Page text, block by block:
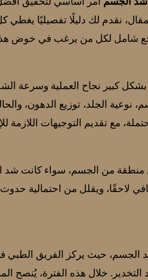
نقدم لك دليلًا تفصيليًا يغطي
شامل لكل من يرغب في خوض هذه
كبير نجاح العملية وسرعة
الجلد، توزيع الدهون،
مع تقديم التوجيهات اللازمة
منطقة من الجسم، سواء كانت
لاحقًا، ويقلل من احتمالية
خلال هذه الفترة، يُنصح